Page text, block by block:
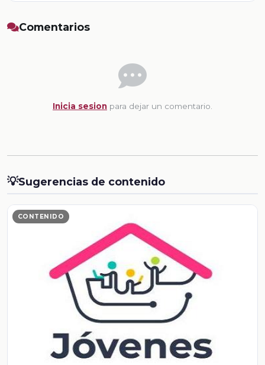
Comentarios
Inicia sesion para dejar un comentario.
💡Sugerencias de contenido
CONTENIDO